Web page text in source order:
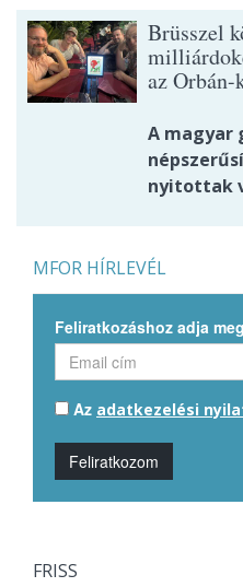
Brüsszel
az Orbán-
A magyar
nyitottak
MFOR HÍRLEVÉL
Feliratkozáshoz adja
Az adatkezelési
Feliratkozom
FRISS